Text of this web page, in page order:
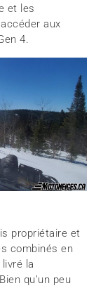
et les
aux
4.
propriétaire et
combinés en
la
qu’un peu